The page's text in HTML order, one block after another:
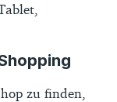
zu finden,